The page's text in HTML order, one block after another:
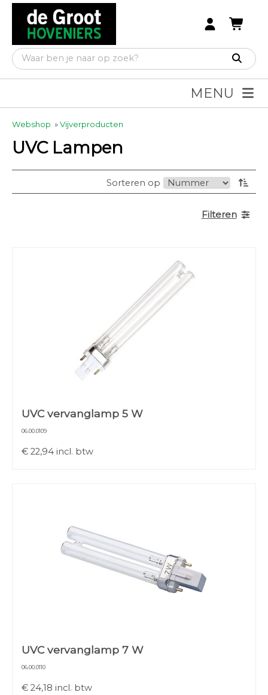
MENU
Webshop »Vijverproducten
UVC Lampen
Sorteren op
Filteren
UVC vervanglamp 5 W
06.00.0109
€ 22,94 incl. btw
UVC vervanglamp 7 W
06.00.0110
€ 24,18 incl. btw